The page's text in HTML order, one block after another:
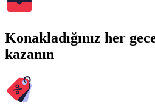
Konakladığınız her
kazanın